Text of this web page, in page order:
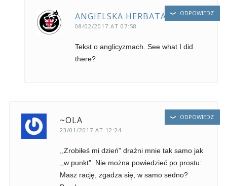
ANGIELSKA HERBATA
08/02/2017 AT 07:58
Tekst o anglicyzmach. See what I did
there?
ODPOWIEDZ
~OLA
23/01/2017 AT 12:24
,,Zrobiłeś mi dzień” drażni mnie tak samo jak
,,w punkt”. Nie można powiedzieć po prostu:
Masz rację, zgadza się, w samo sedno?
ODPOWIEDZ